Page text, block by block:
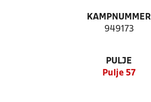
KAMPNUMMER
949173
PULJE
Pulje 57